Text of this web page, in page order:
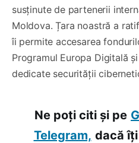
susținute de partenerii
Moldova. Țara noastră a
îi permite accesarea
Programul Europa Digitală
dedicate securității
Ne poți citi și pe
Telegram, dacă